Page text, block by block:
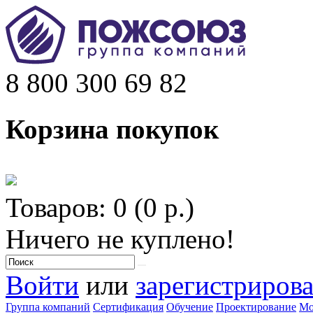
8 800 300 69 82
Корзина покупок
Товаров: 0 (0 р.)
Ничего не куплено!
Войти или
Группа компаний Сертификация Обучение Проектирование